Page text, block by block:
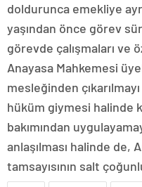
doldurunca emekliye
yaşından önce görev
görevde çalışmaları ve
Anayasa Mahkemesi
mesleğinden
hüküm giymesi halinde
bakımından
anlaşılması halinde de,
tamsayısının salt